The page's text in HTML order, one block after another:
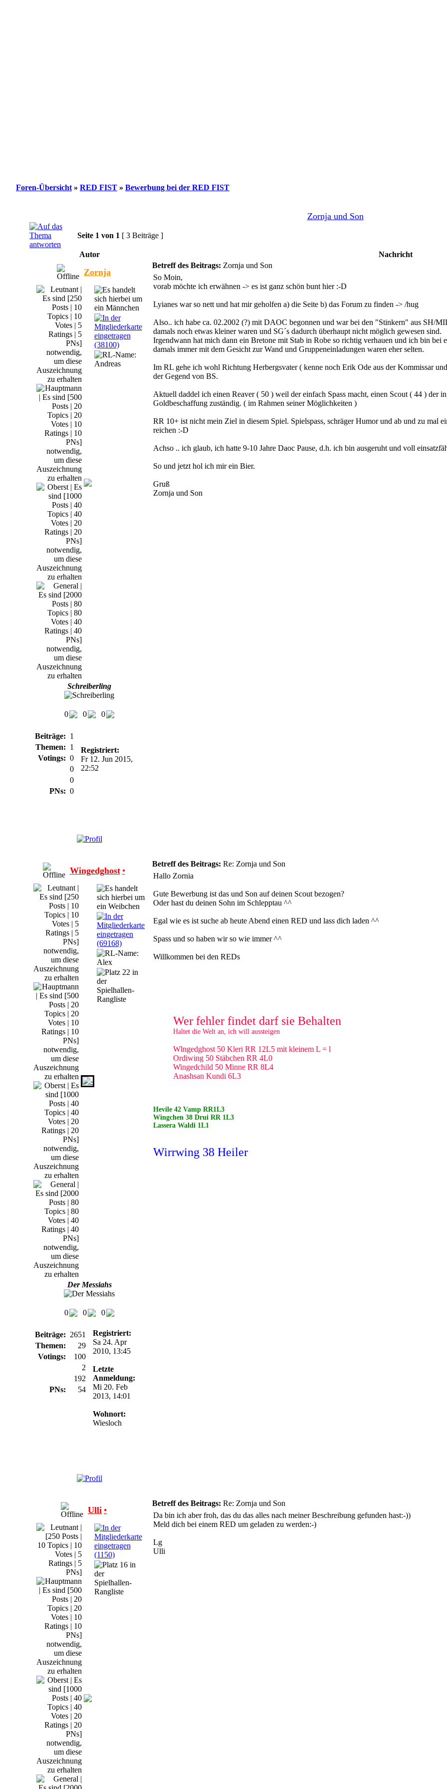
Foren-Übersicht » RED FIST » Bewerbung bei der RED FIST
Zornja und Son
Seite 1 von 1 [ 3 Beiträge ]
Autor Nachricht
Zornja
Schreiberling
0 0 0
Beiträge: 1
Themen: 1
Votings: 0
0
0
PNs: 0
Registriert:
Fr 12. Jun 2015,
22:52
Betreff des Beitrags: Zornja und Son
So Moin,
vorab möchte ich erwähnen -> es ist ganz schön bunt hier :-D
Lyianes war so nett und hat mir geholfen a) die Seite b) das Forum zu finden -> /hug
Also.. ich habe ca. 02.2002 (?) mit DAOC begonnen und war bei den "Stinkern" aus SH/
damals noch etwas kleiner waren und SG´s dadurch überhaupt nicht möglich gewesen sind.
Irgendwann hat mich dann ein Bretone mit Stab in Robe so richtig verhauen und ich bin bei
damals immer mit dem Gesicht zur Wand und Gruppeneinladungen waren eher selten.
Im RL gehe ich wohl Richtung Herbergsvater ( kenne noch Erik Ode aus der Kommissar
der Gegend von BS.
Aktuell daddel ich einen Reaver ( 50 ) weil der einfach Spass macht, einen Scout ( 44 ) der
Goldbeschaffung zuständig. ( im Rahmen seiner Möglichkeiten )
RR 10+ ist nicht mein Ziel in diesem Spiel. Spielspass, schräger Humor und ab und zu mal
reichen :-D
Achso .. ich glaub, ich hatte 9-10 Jahre Daoc Pause, d.h. ich bin ausgeruht und voll
So und jetzt hol ich mir ein Bier.
Gruß
Zornja und Son
Wingedghost •
Der Messiahs
0 0 0
Beiträge: 2651
Themen:
29
Votings:
100
2
192
PNs:
54
Registriert:
Sa 24. Apr
2010, 13:45
Letzte
Anmeldung:
Mi 20. Feb
2013, 14:01
Wohnort:
Wiesloch
Betreff des Beitrags: Re: Zornja und Son
Hallo Zornia
Gute Bewerbung ist das und Son auf deinen Scout bezogen?
Oder hast du deinen Sohn im Schlepptau ^^
Egal wie es ist suche ab heute Abend einen RED und lass dich laden ^^
Spass und so haben wir so wie immer ^^
Willkommen bei den REDs
Wer fehler findet darf sie Behalten
Haltet die Welt an, ich will aussteigen
Wlngedghost 50 Kleri RR 12L5 mit kleinem L = l
Ordiwing 50 Stäbchen RR 4L0
Wingedchild 50 Minne RR 8L4
Anashsan Kundi 6L3
Hevile 42 Vamp RR1L3
Wingchen 38 Drui RR 1L3
Lassera Waldi 1L1
Wirrwing 38 Heiler
Ulli •
Betreff des Beitrags: Re: Zornja und Son
Da bin ich aber froh, das du das alles nach meiner Beschreibung gefunden hast:-))
Meld dich bei einem RED um geladen zu werden:-)
Lg
Ulli